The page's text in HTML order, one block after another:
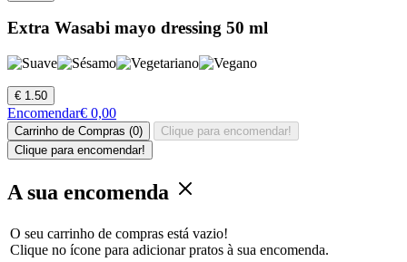
Extra Wasabi mayo dressing 50 ml
€ 1.50
Encomendar€ 0,00
Carrinho de Compras (0)
Clique para encomendar!
Clique para encomendar!
A sua encomenda
O seu carrinho de compras está vazio!
Clique no ícone para adicionar pratos à sua encomenda.